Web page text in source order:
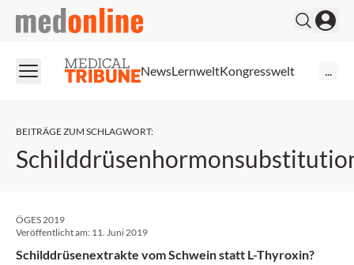
medonline
NewsLernweltKongresswelt
BEITRÄGE ZUM SCHLAGWORT:
ÖGES 2019
Veröffentlicht am: 11. Juni 2019
Schilddrüsenextrakte vom Schwein statt L-Thyroxin?